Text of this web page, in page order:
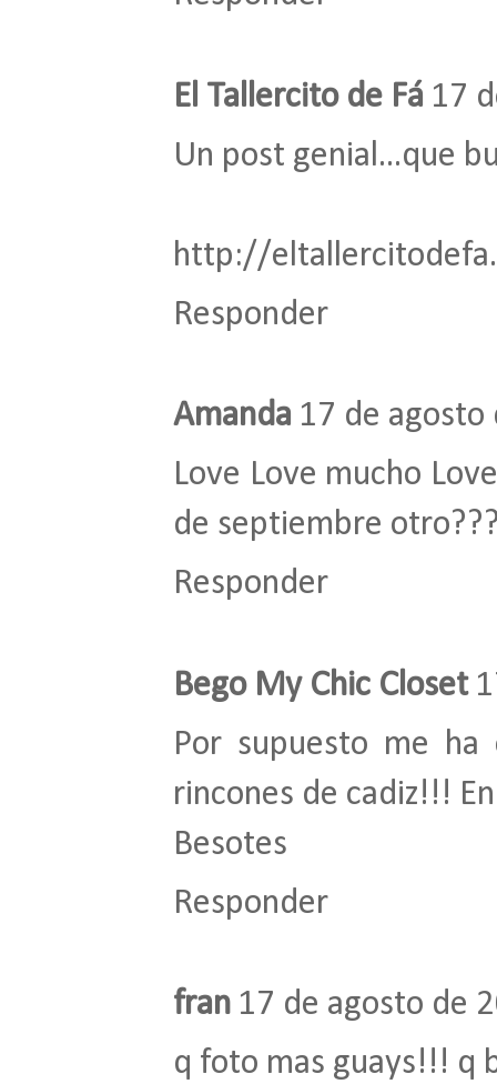
El Tallercito de Fá 17
Un post genial...que
http://
Responder
Amanda 17 de agosto
Love Love mucho
de septiembre
Responder
Bego My Chic Closet
Por supuesto me
rincones de cadiz!!!
Besotes
Responder
fran 17 de agosto de
q foto mas guays!!! q